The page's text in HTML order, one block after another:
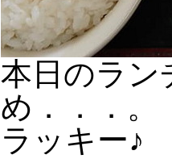
本日のラン
め．．．。
ラッキー♪